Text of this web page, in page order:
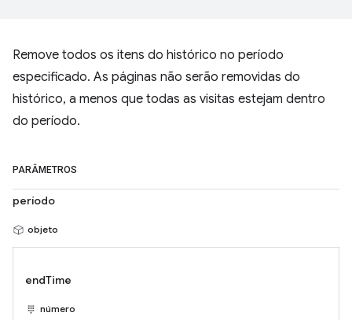
Remove todos os itens do histórico no período
especificado. As páginas não serão removidas do
histórico, a menos que todas as visitas estejam dentro
do período.
PARÂMETROS
período
objeto
endTime
número